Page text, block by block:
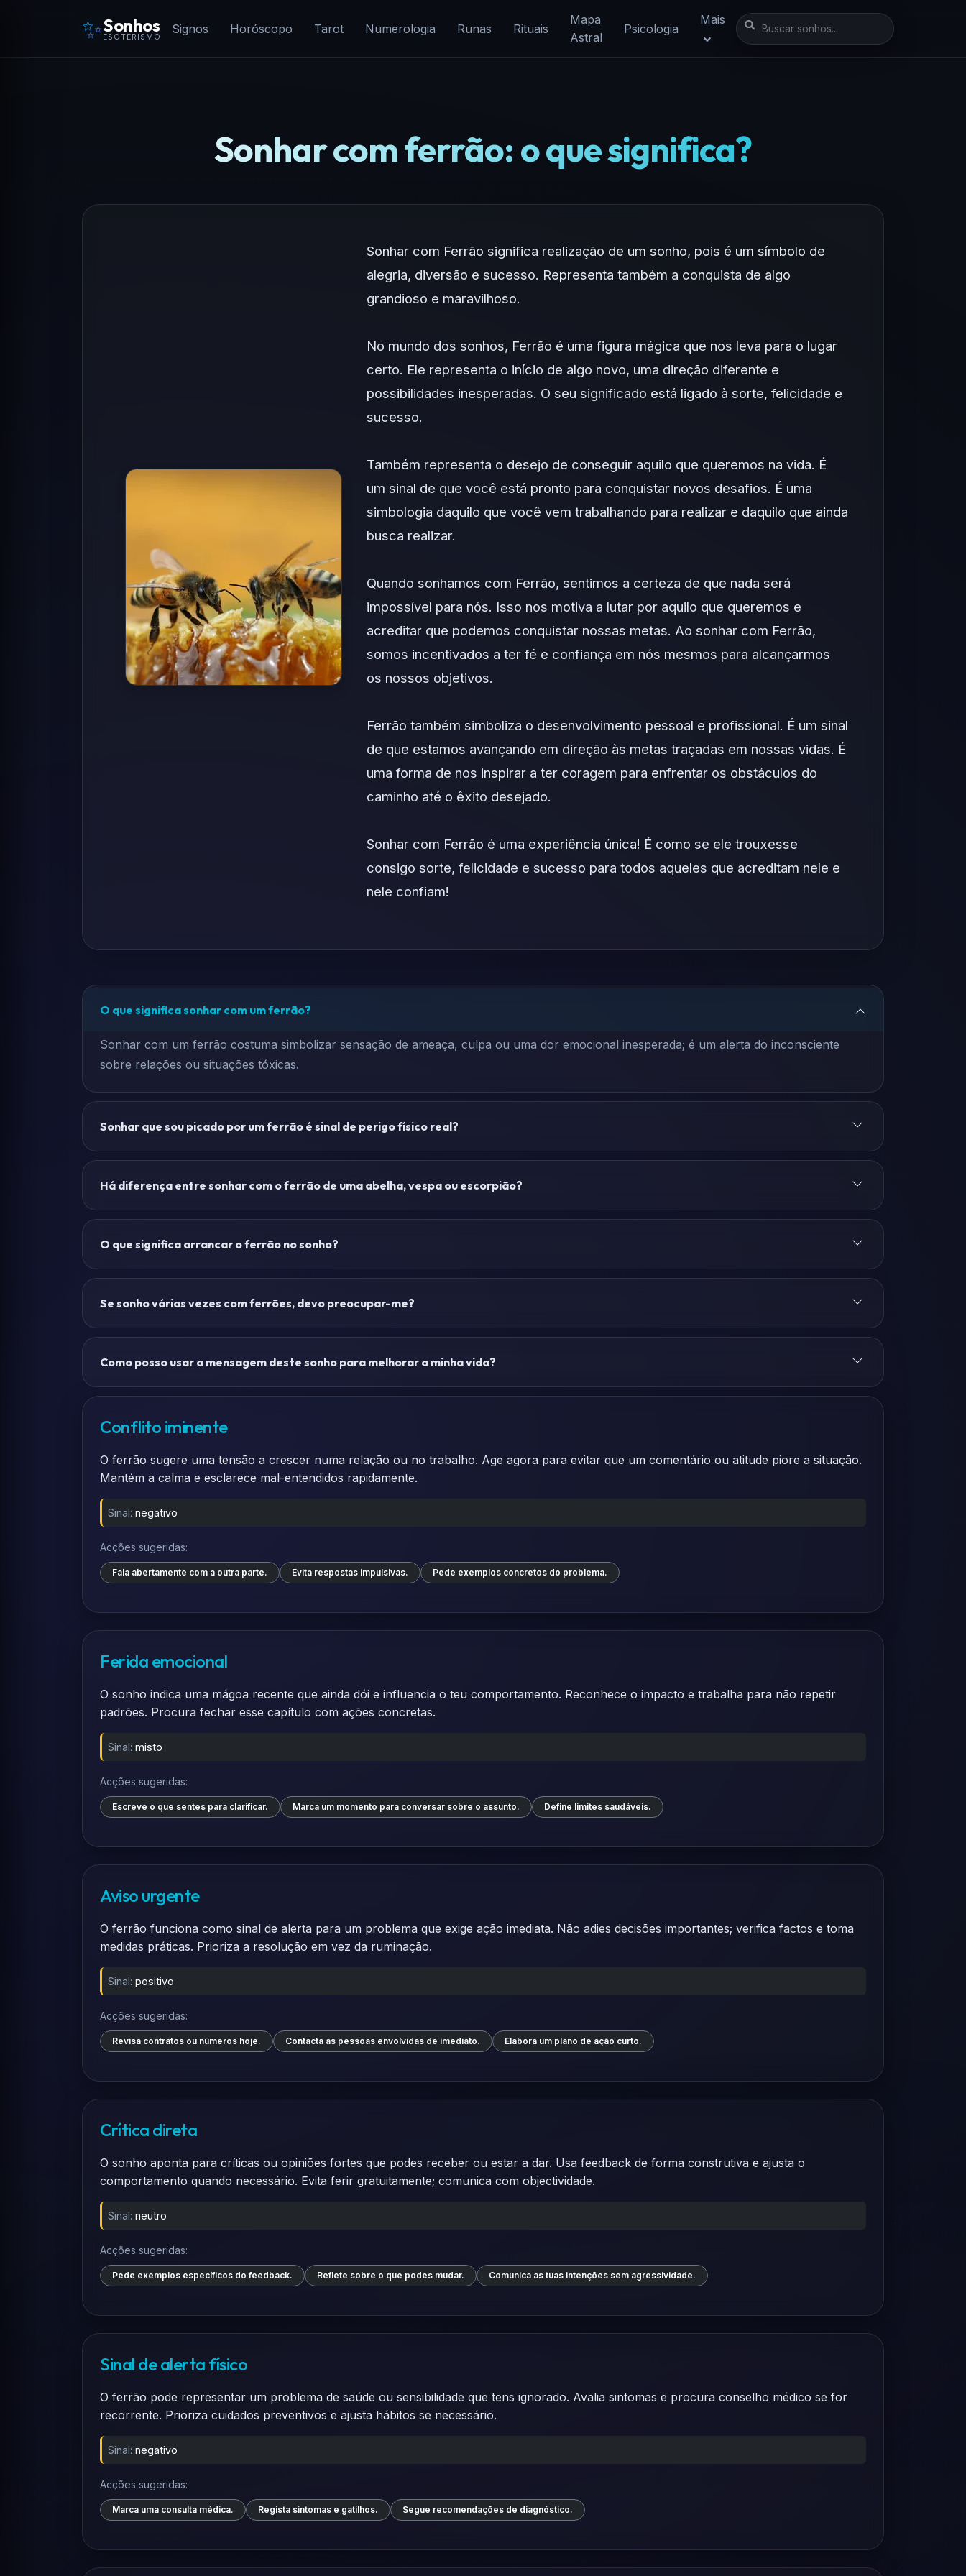
✨Sonhos
ESOTERISMO
Signos Horóscopo Tarot Numerologia Runas Rituais
Mapa
Astral
Psicologia
Mais
Sonhar com ferrão: o que significa?
Sonhar com Ferrão significa realização de um sonho, pois é um símbolo de
alegria, diversão e sucesso. Representa também a conquista de algo
grandioso e maravilhoso.
No mundo dos sonhos, Ferrão é uma figura mágica que nos leva para o lugar
certo. Ele representa o início de algo novo, uma direção diferente e
possibilidades inesperadas. O seu significado está ligado à sorte, felicidade e
sucesso.
Também representa o desejo de conseguir aquilo que queremos na vida. É
um sinal de que você está pronto para conquistar novos desafios. É uma
simbologia daquilo que você vem trabalhando para realizar e daquilo que ainda
busca realizar.
Quando sonhamos com Ferrão, sentimos a certeza de que nada será
impossível para nós. Isso nos motiva a lutar por aquilo que queremos e
acreditar que podemos conquistar nossas metas. Ao sonhar com Ferrão,
somos incentivados a ter fé e confiança em nós mesmos para alcançarmos
os nossos objetivos.
Ferrão também simboliza o desenvolvimento pessoal e profissional. É um sinal
de que estamos avançando em direção às metas traçadas em nossas vidas. É
uma forma de nos inspirar a ter coragem para enfrentar os obstáculos do
caminho até o êxito desejado.
Sonhar com Ferrão é uma experiência única! É como se ele trouxesse
consigo sorte, felicidade e sucesso para todos aqueles que acreditam nele e
nele confiam!
O que significa sonhar com um ferrão?
Sonhar com um ferrão costuma simbolizar sensação de ameaça, culpa ou uma dor emocional inesperada; é um alerta do inconsciente
sobre relações ou situações tóxicas.
Sonhar que sou picado por um ferrão é sinal de perigo físico real?
Há diferença entre sonhar com o ferrão de uma abelha, vespa ou escorpião?
O que significa arrancar o ferrão no sonho?
Se sonho várias vezes com ferrões, devo preocupar-me?
Como posso usar a mensagem deste sonho para melhorar a minha vida?
Conflito iminente
O ferrão sugere uma tensão a crescer numa relação ou no trabalho. Age agora para evitar que um comentário ou atitude piore a situação.
Mantém a calma e esclarece mal-entendidos rapidamente.
Sinal: negativo
Acções sugeridas:
Fala abertamente com a outra parte. Evita respostas impulsivas. Pede exemplos concretos do problema.
Ferida emocional
O sonho indica uma mágoa recente que ainda dói e influencia o teu comportamento. Reconhece o impacto e trabalha para não repetir
padrões. Procura fechar esse capítulo com ações concretas.
Sinal: misto
Acções sugeridas:
Escreve o que sentes para clarificar. Marca um momento para conversar sobre o assunto. Define limites saudáveis.
Aviso urgente
O ferrão funciona como sinal de alerta para um problema que exige ação imediata. Não adies decisões importantes; verifica factos e toma
medidas práticas. Prioriza a resolução em vez da ruminação.
Sinal: positivo
Acções sugeridas:
Revisa contratos ou números hoje. Contacta as pessoas envolvidas de imediato. Elabora um plano de ação curto.
Crítica direta
O sonho aponta para críticas ou opiniões fortes que podes receber ou estar a dar. Usa feedback de forma construtiva e ajusta o
comportamento quando necessário. Evita ferir gratuitamente; comunica com objectividade.
Sinal: neutro
Acções sugeridas:
Pede exemplos específicos do feedback. Reflete sobre o que podes mudar. Comunica as tuas intenções sem agressividade.
Sinal de alerta físico
O ferrão pode representar um problema de saúde ou sensibilidade que tens ignorado. Avalia sintomas e procura conselho médico se for
recorrente. Prioriza cuidados preventivos e ajusta hábitos se necessário.
Sinal: negativo
Acções sugeridas:
Marca uma consulta médica. Regista sintomas e gatilhos. Segue recomendações de diagnóstico.